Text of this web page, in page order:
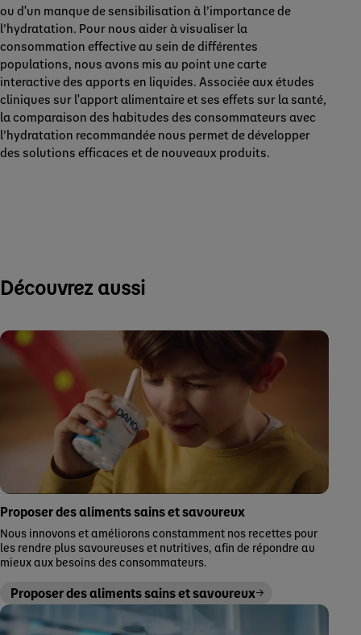
ou d'un manque de sensibilisation à l’importance de
l’hydratation. Pour nous aider à visualiser la
consommation effective au sein de différentes
populations, nous avons mis au point une carte
interactive des apports en liquides. Associée aux études
cliniques sur l'apport alimentaire et ses effets sur la santé,
la comparaison des habitudes des consommateurs avec
l’hydratation recommandée nous permet de développer
des solutions efficaces et de nouveaux produits.
Découvrez aussi
Proposer des aliments sains et savoureux
Nous innovons et améliorons constamment nos recettes pour
les rendre plus savoureuses et nutritives, afin de répondre au
mieux aux besoins des consommateurs.
Proposer des aliments sains et savoureux